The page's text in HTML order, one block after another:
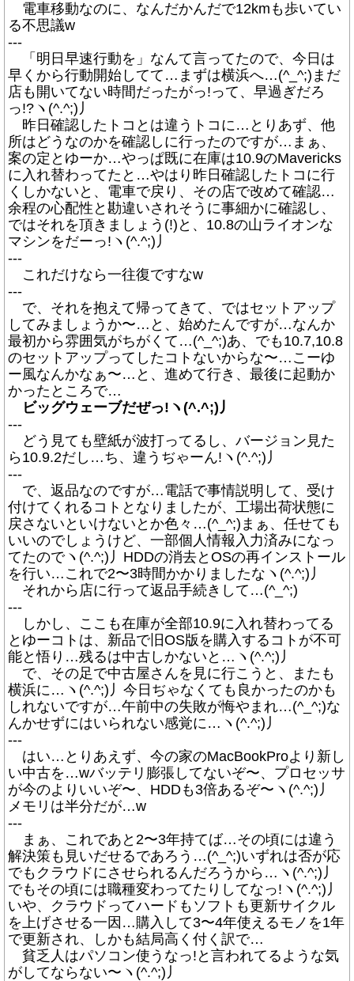
電車移動なのに、なんだかんだで12kmも歩いてい
る不思議w
---
「明日早速行動を」なんて言ってたので、今日は
早くから行動開始してて…まずは横浜へ…(^_^;)まだ
店も開いてない時間だったがっ!って、早過ぎだろ
っ!?ヽ(^.^;)丿
昨日確認したトコとは違うトコに…とりあず、他
所はどうなのかを確認しに行ったのですが…まぁ、
案の定とゆーか…やっぱ既に在庫は10.9のMavericks
に入れ替わってたと…やはり昨日確認したトコに行
くしかないと、電車で戻り、その店で改めて確認…
余程の心配性と勘違いされそうに事細かに確認し、
ではそれを頂きましょう(!)と、10.8の山ライオンな
マシンをだーっ!ヽ(^.^;)丿
---
これだけなら一往復ですなw
---
で、それを抱えて帰ってきて、ではセットアップ
してみましょうか〜…と、始めたんですが…なんか
最初から雰囲気がちがくて…(^_^;)あ、でも10.7,10.8
のセットアップってしたコトないからな〜…こーゆ
ー風なんかなぁ〜…と、進めて行き、最後に起動か
かったところで…
ビッグウェーブだぜっ!ヽ(^.^;)丿
---
どう見ても壁紙が波打ってるし、バージョン見た
ら10.9.2だし…ち、違うぢゃーん!ヽ(^.^;)丿
---
で、返品なのですが…電話で事情説明して、受け
付けてくれるコトとなりましたが、工場出荷状態に
戻さないといけないとか色々…(^_^;)まぁ、任せても
いいのでしょうけど、一部個人情報入力済みになっ
てたのでヽ(^.^;)丿HDDの消去とOSの再インストール
を行い…これで2〜3時間かかりましたなヽ(^.^;)丿
それから店に行って返品手続きして…(^_^;)
---
しかし、ここも在庫が全部10.9に入れ替わってる
とゆーコトは、新品で旧OS版を購入するコトが不可
能と悟り…残るは中古しかないと…ヽ(^.^;)丿
で、その足で中古屋さんを見に行こうと、またも
横浜に…ヽ(^.^;)丿今日ぢゃなくても良かったのかも
しれないですが…午前中の失敗が悔やまれ…(^_^;)な
んかせずにはいられない感覚に…ヽ(^.^;)丿
---
はい…とりあえず、今の家のMacBookProより新し
い中古を…wバッテリ膨張してないぞ〜、プロセッサ
が今のよりいいぞ〜、HDDも3倍あるぞ〜ヽ(^.^;)丿
メモリは半分だが…w
---
まぁ、これであと2〜3年持てば…その頃には違う
解決策も見いだせるであろう…(^_^;)いずれは否が応
でもクラウドにさせられるんだろうから…ヽ(^.^;)丿
でもその頃には職種変わってたりしてなっ!ヽ(^.^;)丿
いや、クラウドってハードもソフトも更新サイクル
を上げさせる一因…購入して3〜4年使えるモノを1年
で更新され、しかも結局高く付く訳で…
貧乏人はパソコン使うなっ!と言われてるような気
がしてならない〜ヽ(^.^;)丿